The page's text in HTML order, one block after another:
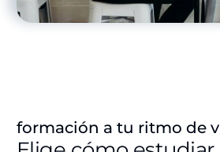
formación a tu ritmo de